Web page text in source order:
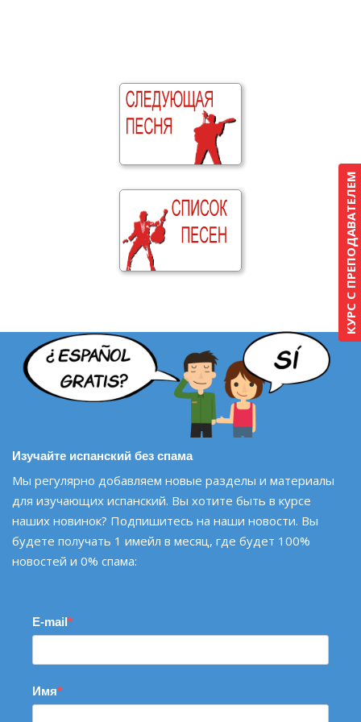
КУРС С ПРЕПОДАВАТЕЛЕМ
Изучайте испанский без спама
Мы регулярно добавляем новые разделы и материалы
для изучающих испанский. Вы хотите быть в курсе
наших новинок? Подпишитесь на наши новости. Вы
будете получать 1 имейл в месяц, где будет 100%
новостей и 0% спама:
E-mail
Имя